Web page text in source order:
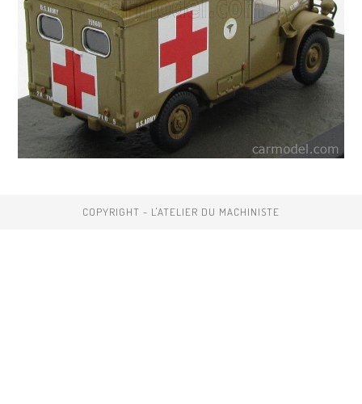
COPYRIGHT - L'ATELIER DU MACHINISTE